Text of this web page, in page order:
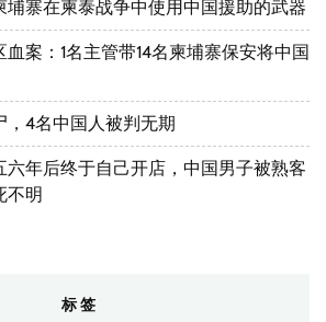
埔寨在柬泰战争中使用中国援助的武器
案：1名主管带14名柬埔寨保安将中国
，4名中国人被判无期
六年后终于自己开店，中国男子被熟客
不明
标签